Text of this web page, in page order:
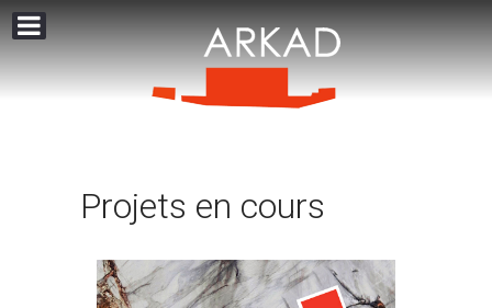
Projets en cours